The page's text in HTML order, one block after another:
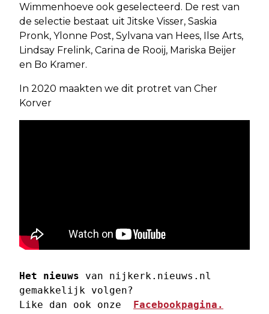
Wimmenhoeve ook geselecteerd. De rest van
de selectie bestaat uit Jitske Visser, Saskia
Pronk, Ylonne Post, Sylvana van Hees, Ilse Arts,
Lindsay Frelink, Carina de Rooij, Mariska Beijer
en Bo Kramer.
In 2020 maakten we dit protret van Cher
Korver
Het nieuws van nijkerk.nieuws.nl
gemakkelijk volgen?
Like dan ook onze Facebookpagina.